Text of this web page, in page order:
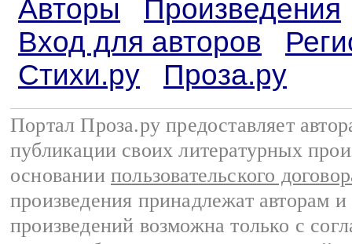
Авторы
Произведения
Вход для авторов
Стихи.ру
Проза.ру
Портал Проза.ру предоставляет
публикации своих литературных
основании пользовательского
произведения принадлежат авторам
произведений возможна только с